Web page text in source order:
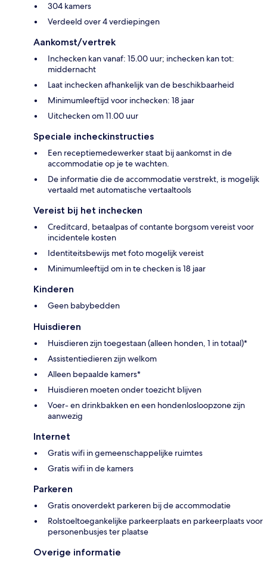
304 kamers
Verdeeld over 4 verdiepingen
Aankomst/vertrek
Inchecken kan vanaf: 15.00 uur; inchecken kan tot:
middernacht
Laat inchecken afhankelijk van de beschikbaarheid
Minimumleeftijd voor inchecken: 18 jaar
Uitchecken om 11.00 uur
Speciale incheckinstructies
Een receptiemedewerker staat bij aankomst in de
accommodatie op je te wachten.
De informatie die de accommodatie verstrekt, is mogelijk
vertaald met automatische vertaaltools
Vereist bij het inchecken
Creditcard, betaalpas of contante borgsom vereist voor
incidentele kosten
Identiteitsbewijs met foto mogelijk vereist
Minimumleeftijd om in te checken is 18 jaar
Kinderen
Geen babybedden
Huisdieren
Huisdieren zijn toegestaan (alleen honden, 1 in totaal)*
Assistentiedieren zijn welkom
Alleen bepaalde kamers*
Huisdieren moeten onder toezicht blijven
Voer- en drinkbakken en een hondenlosloopzone zijn
aanwezig
Internet
Gratis wifi in gemeenschappelijke ruimtes
Gratis wifi in de kamers
Parkeren
Gratis onoverdekt parkeren bij de accommodatie
Rolstoeltoegankelijke parkeerplaats en parkeerplaats voor
personenbusjes ter plaatse
Overige informatie